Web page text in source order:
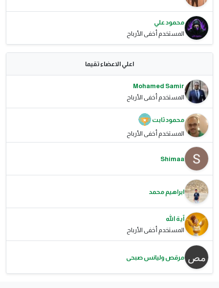
محمود علي
المستخدم أخفى الأرباح
اعلي الاعضاء تقيما
Mohamed Samir
المستخدم أخفى الأرباح
محمود ثابت
المستخدم أخفى الأرباح
Shimaa
ابراهيم محمد
آية الله
المستخدم أخفى الأرباح
مرقص وليانس صبحى